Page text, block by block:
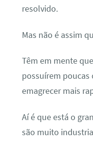
resolvido.
Mas não é assim
Têm em mente
possuírem poucas
emagrecer mais
Aí é que está o
são muito